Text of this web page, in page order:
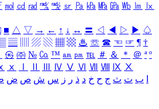
㏖ ㏅ ㎭ ㎮ ㎯ ㏛ ㎩ ㎪ ㎫ ㎬ ㏝ ㏐
㏓
■ △ ▽ → ← ↑ ↓ ↔ 〓 ◁ ◀ ▷ ▶ ♤
▒ ▤ ▨ ▧ ▦ ▩ ♨ ☏ ☎ ☜ ☞ ¶ †
㉿ ㈜ № ㏇ ™ ㏂ ㏘ ℡ ＃ ＆ ＊ ＠ ª º
ⅹ Ⅳ Ⅴ Ⅵ Ⅶ Ⅷ Ⅸ Ⅹ
ب ت ث ج ح خ د ذ ر ز س ش ص ض